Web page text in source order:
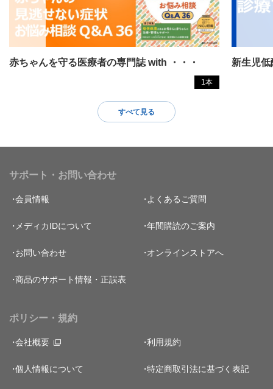
赤ちゃんを守る医療者の専門誌 with ・・・
1本
新生児
すべて見る
サポート・お問い合わせ
会員情報 よくあるご質問
メディカIDについて 年間購読のご案内
お問い合わせ オンラインストアへ
商品のサポート情報・正誤表
ポリシー・規約
会社概要 利用規約
個人情報について 特定商取引法に基づく表記